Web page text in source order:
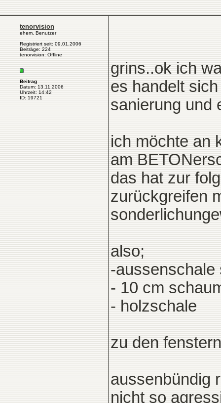
tenorvision
ehem. Benutzer
Registriert seit: 09.01.2006
Beiträge: 224
tenorvision: Offline
Beitrag
Datum: 13.11.2006
Uhrzeit: 14:42
ID: 19721
grins..ok ich
es handelt
sanierung und
ich möchte an
am
das hat zur
zurückgreifen
also;
-aussenschale
- 10 cm
- holzschale
zu den
aussenbündig
nicht so